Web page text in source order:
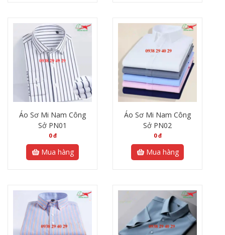
Áo Sơ Mi Nam Công
Sở PN01
0đ
Mua hàng
Áo Sơ Mi Nam Công
Sở PN02
0đ
Mua hàng